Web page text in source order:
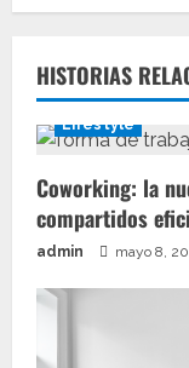
HISTORIAS
Lifestyle
Coworking: la
compartidos
admin mayo 8,